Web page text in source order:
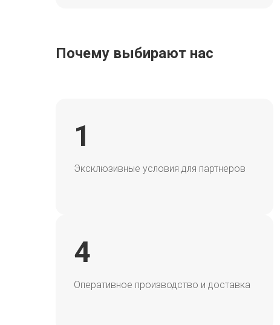
Почему выбирают нас
1
Эксклюзивные условия для партнеров
4
Оперативное производство и доставка